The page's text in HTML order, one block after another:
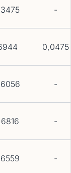
-
0,0475
-
-
-